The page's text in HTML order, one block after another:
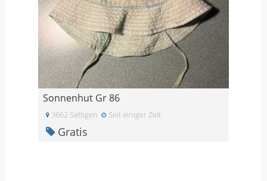
Sonnenhut Gr 86
3662 Seftigen Seit einiger Zeit
Gratis